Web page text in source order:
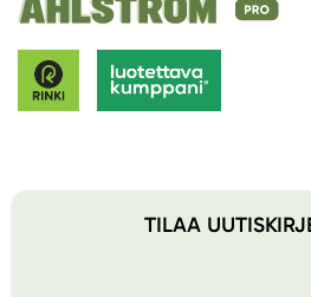
TILAA